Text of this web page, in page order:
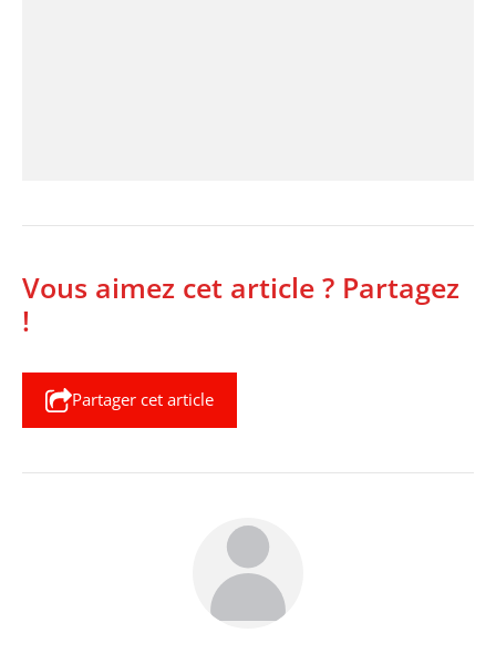
Vous aimez cet article ? Partagez
!
Partager cet article